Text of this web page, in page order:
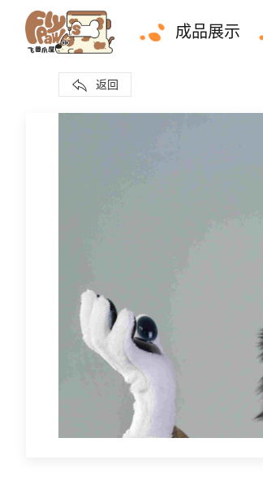
成品展示
返回